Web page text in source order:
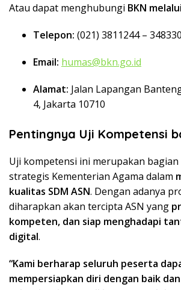
Atau dapat menghubungi BKN
Telepon: (021) 3811244 –
Email: humas@bkn.go.id
Alamat: Jalan Lapangan
4, Jakarta 10710
Pentingnya Uji Kompetensi
Uji kompetensi ini merupakan bagian
strategis Kementerian Agama dalam
kualitas SDM ASN. Dengan adanya
diharapkan akan tercipta ASN yang
kompeten, dan siap menghadapi
digital.
“Kami berharap seluruh peserta
mempersiapkan diri dengan baik